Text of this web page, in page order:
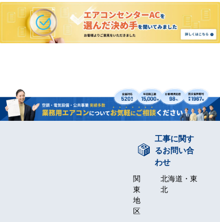
工事に関す
るお問い合
わせ
関
東
地
区
北海道・東
北